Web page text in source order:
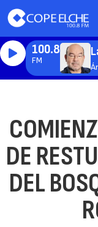
100.8
FM
DE
DEL